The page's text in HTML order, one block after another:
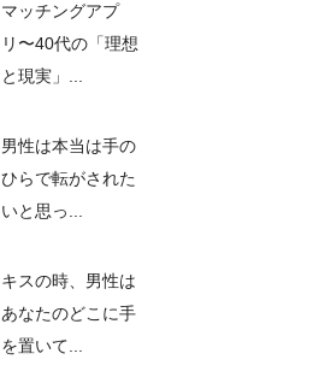
マッチングアプ
リ〜40代の「理想
と現実」...
男性は本当は手の
ひらで転がされた
いと思っ...
キスの時、男性は
あなたのどこに手
を置いて...